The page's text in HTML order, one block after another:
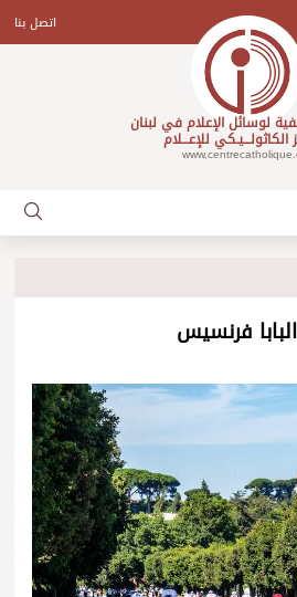
اتصل بنا
لوسائل الإعلام في لبنان
الكاثولـــيـكي للإعـــلام
فرنسيس